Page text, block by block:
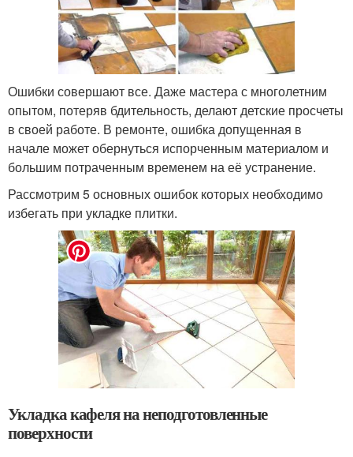
Ошибки совершают все. Даже мастера с многолетним
опытом, потеряв бдительность, делают детские просчеты
в своей работе. В ремонте, ошибка допущенная в
начале может обернуться испорченным материалом и
большим потраченным временем на её устранение.
Рассмотрим 5 основных ошибок которых необходимо
избегать при укладке плитки.
Укладка кафеля на неподготовленные
поверхности